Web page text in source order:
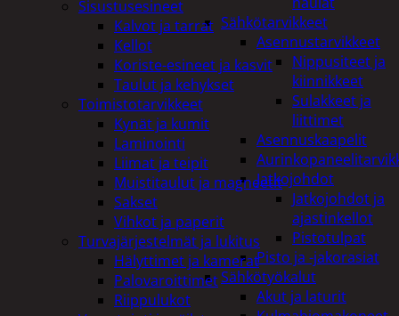
Sähkötarvikkeet
Asennustarvikkeet
Nippusiteet ja
kiinnikkeet
Sulakkeet ja
liittimet
Asennuskaapelit
Jatkojohdot
Jatkojohdot ja
ajastinkellot
Pistotulpat
Pisto ja -jakorasiat
Sähkötyökalut
Akut ja laturit
Sisustusesineet
Kalvot ja tarrat
Kellot
Koriste-esineet ja kasvit
Taulut ja kehykset
Toimistotarvikkeet
Kynät ja kumit
Laminointi
Liimat ja teipit
Muistitaulut ja magneetit
Sakset
Vihkot ja paperit
Turvajärjestelmät ja lukitus
Hälyttimet ja kamerat
Palovaroittimet
Riippulukot